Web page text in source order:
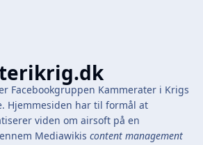
Facebookgruppen Kammerater i Krigs
Hjemmesiden har til formål at
viden om airsoft på en
Mediawikis content management